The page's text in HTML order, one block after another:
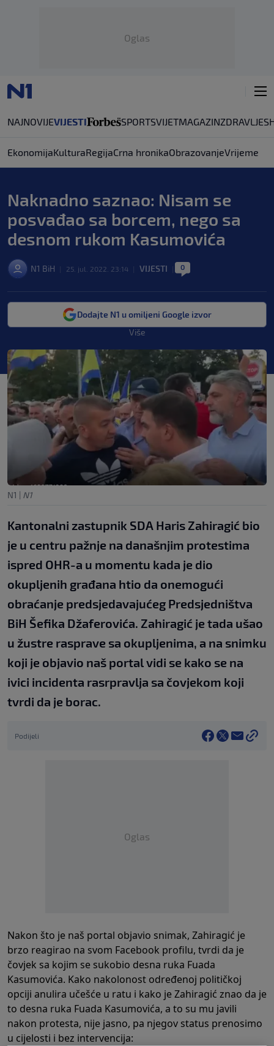
Oglas
NAJNOVIJEVIJESTI SPORTSVIJETMAGAZINZDRAVLJE
EkonomijaKulturaRegijaCrna hronikaObrazovanjeVrijeme
Naknadno saznao: Nisam se
posvađao sa borcem, nego sa
desnom rukom Kasumovića
N1 BiH 25. jul. 2022. 23:14 VIJESTI 0
Dodajte N1 u omiljeni Google izvor
Više
N1 | N1
Kantonalni zastupnik SDA Haris Zahiragić bio
je u centru pažnje na današnjim protestima
ispred OHR-a u momentu kada je dio
okupljenih građana htio da onemogući
obraćanje predsjedavajućeg Predsjedništva
BiH Šefika Džaferovića. Zahiragić je tada ušao
u žustre rasprave sa okupljenima, a na snimku
koji je objavio naš portal vidi se kako se na
ivici incidenta rasrpravlja sa čovjekom koji
tvrdi da je borac.
Podijeli
Oglas
Nakon što je naš portal objavio snimak, Zahiragić je
brzo reagirao na svom Facebook profilu, tvrdi da je
čovjek sa kojim se sukobio desna ruka Fuada
Kasumovića. Kako nakolonost određenoj političkoj
opciji anulira učešće u ratu i kako je Zahiragić znao da je
to desna ruka Fuada Kasumovića, a to su mu javili
nakon protesta, nije jasno, pa njegov status prenosimo
u cijelosti i bez intervencija: